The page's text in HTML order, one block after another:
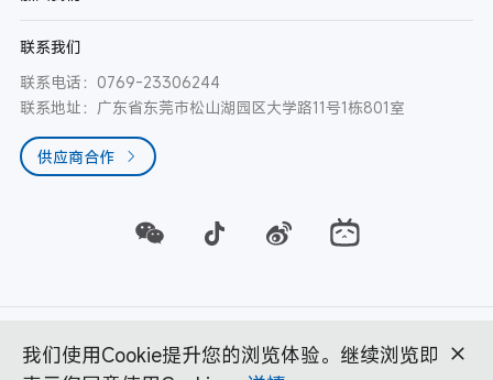
联系我们
联系电话：0769-23306244
联系地址：广东省东莞市松山湖园区大学路11号1栋801室
供应商合作
隐私政策 | 法律声明 | 逸动科技 版权所有 | 粤ICP备17130699号-1
我们使用Cookie提升您的浏览体验。继续浏览即